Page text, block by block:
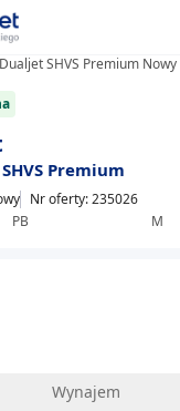
Premium
PB M
Nr oferty: 235026
Wynajem